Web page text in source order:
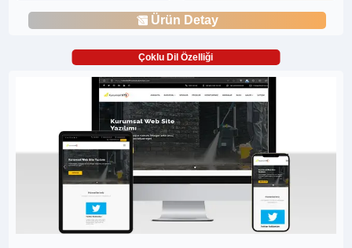
Ürün Detay
Çoklu Dil Özelliği